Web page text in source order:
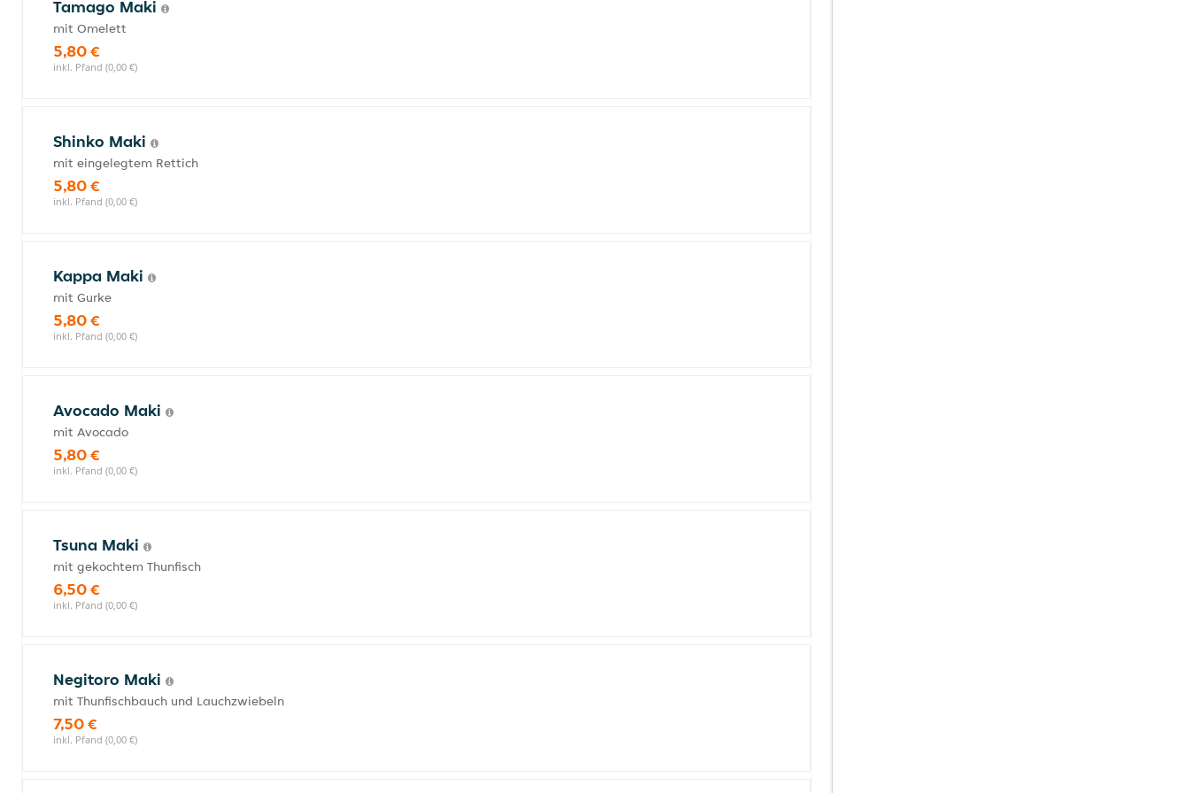
Tamago Maki
mit Omelett
5,80 €
inkl. Pfand (0,00 €)
Shinko Maki
mit eingelegtem Rettich
5,80 €
inkl. Pfand (0,00 €)
Kappa Maki
mit Gurke
5,80 €
inkl. Pfand (0,00 €)
Avocado Maki
mit Avocado
5,80 €
inkl. Pfand (0,00 €)
Tsuna Maki
mit gekochtem Thunfisch
6,50 €
inkl. Pfand (0,00 €)
Negitoro Maki
mit Thunfischbauch und Lauchzwiebeln
7,50 €
inkl. Pfand (0,00 €)